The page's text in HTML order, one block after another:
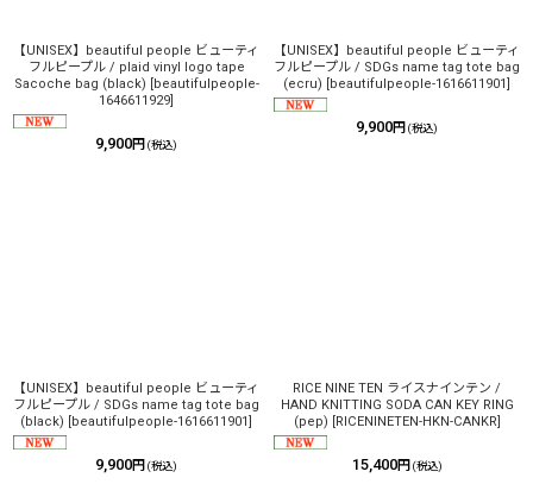
【UNISEX】beautiful people ビューティ
フルピープル / plaid vinyl logo tape
Sacoche bag (black) [beautifulpeople-
1646611929]
9,900円 (税込)
【UNISEX】beautiful people ビューティ
フルピープル / SDGs name tag tote bag
(ecru) [beautifulpeople-1616611901]
9,900円 (税込)
【UNISEX】beautiful people ビューティ
フルピープル / SDGs name tag tote bag
(black) [beautifulpeople-1616611901]
9,900円 (税込)
RICE NINE TEN ライスナインテン /
HAND KNITTING SODA CAN KEY RING
(pep) [RICENINETEN-HKN-CANKR]
15,400円 (税込)